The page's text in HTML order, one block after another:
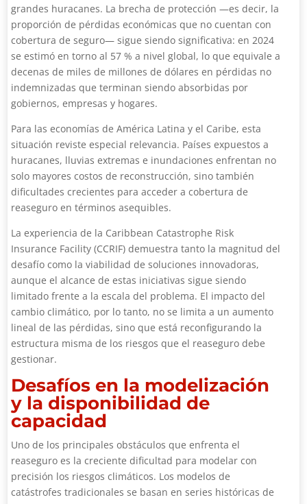
grandes huracanes. La brecha de protección —es decir, la
proporción de pérdidas económicas que no cuentan con
cobertura de seguro— sigue siendo significativa: en 2024
se estimó en torno al 57 % a nivel global, lo que equivale a
decenas de miles de millones de dólares en pérdidas no
indemnizadas que terminan siendo absorbidas por
gobiernos, empresas y hogares.
Para las economías de América Latina y el Caribe, esta
situación reviste especial relevancia. Países expuestos a
huracanes, lluvias extremas e inundaciones enfrentan no
solo mayores costos de reconstrucción, sino también
dificultades crecientes para acceder a cobertura de
reaseguro en términos asequibles.
La experiencia de la Caribbean Catastrophe Risk
Insurance Facility (CCRIF) demuestra tanto la magnitud del
desafío como la viabilidad de soluciones innovadoras,
aunque el alcance de estas iniciativas sigue siendo
limitado frente a la escala del problema. El impacto del
cambio climático, por lo tanto, no se limita a un aumento
lineal de las pérdidas, sino que está reconfigurando la
estructura misma de los riesgos que el reaseguro debe
gestionar.
Desafíos en la modelización
y la disponibilidad de
capacidad
Uno de los principales obstáculos que enfrenta el
reaseguro es la creciente dificultad para modelar con
precisión los riesgos climáticos. Los modelos de
catástrofes tradicionales se basan en series históricas de